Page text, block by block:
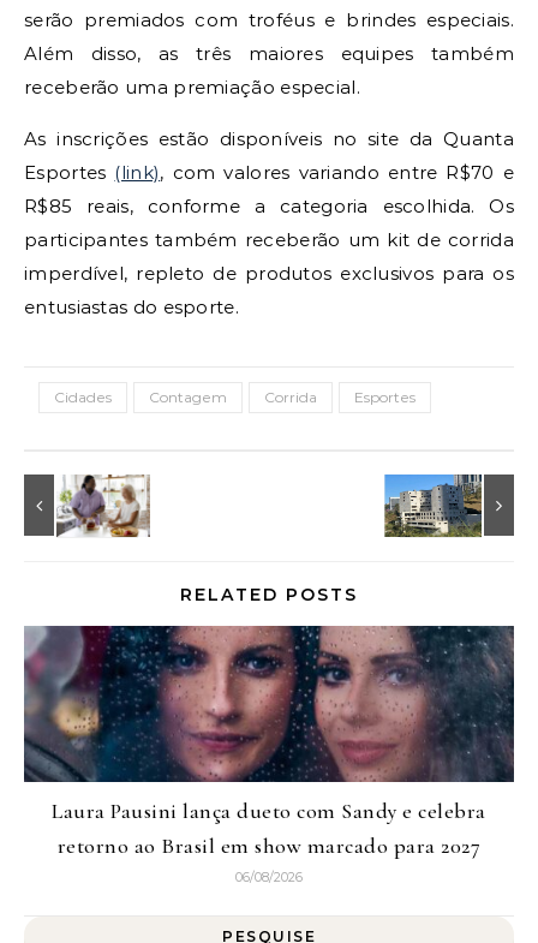
serão premiados com troféus e brindes especiais.
Além disso, as três maiores equipes também
receberão uma premiação especial.
As inscrições estão disponíveis no site da Quanta
Esportes (link), com valores variando entre R$70 e
R$85 reais, conforme a categoria escolhida. Os
participantes também receberão um kit de corrida
imperdível, repleto de produtos exclusivos para os
entusiastas do esporte.
Cidades Contagem Corrida Esportes
RELATED POSTS
Laura Pausini lança dueto com Sandy e celebra
retorno ao Brasil em show marcado para 2027
06/08/2026
PESQUISE